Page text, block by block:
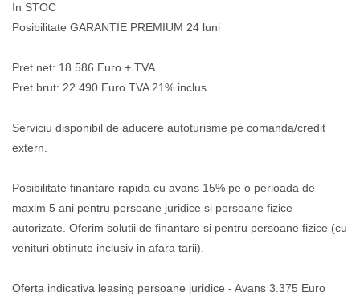
In STOC
Posibilitate GARANTIE PREMIUM 24 luni
Pret net: 18.586 Euro + TVA
Pret brut: 22.490 Euro TVA 21% inclus
Serviciu disponibil de aducere autoturisme pe comanda/credit
extern.
Posibilitate finantare rapida cu avans 15% pe o perioada de
maxim 5 ani pentru persoane juridice si persoane fizice
autorizate. Oferim solutii de finantare si pentru persoane fizice (cu
venituri obtinute inclusiv in afara tarii).
Oferta indicativa leasing persoane juridice - Avans 3.375 Euro